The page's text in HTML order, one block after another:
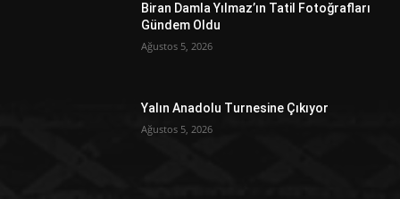
Biran Damla Yılmaz’ın Tatil Fotoğrafları
Gündem Oldu
Ağustos 5, 2026
Yalın Anadolu Turnesine Çıkıyor
Ağustos 5, 2026